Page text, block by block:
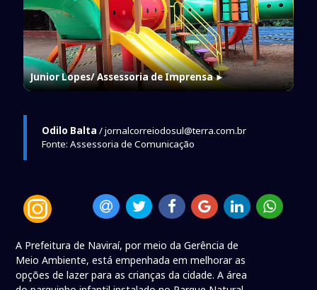
Junior Lopes/ Assessoria de Imprensa►
Odilo Balta / jornalcorreiodosul@terra.com.br
Fonte: Assessoria de Comunicação
A Prefeitura de Naviraí, por meio da Gerência de
Meio Ambiente, está empenhada em melhorar as
opções de lazer para as crianças da cidade. A área